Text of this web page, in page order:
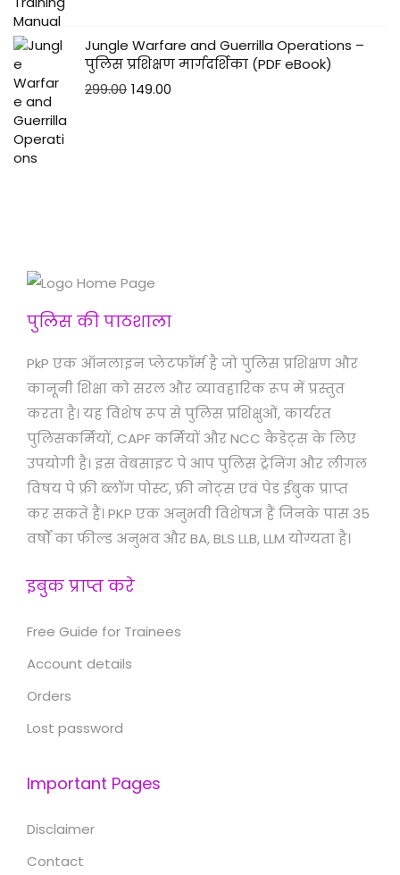
Jungle Warfare and Guerrilla Operations –
पुलिस प्रशिक्षण मार्गदर्शिका (PDF eBook)
299.00 149.00
पुलिस की पाठशाला
PkP एक ऑनलाइन प्लेटफॉर्म है जो पुलिस प्रशिक्षण और
कानूनी शिक्षा को सरल और व्यावहारिक रूप में प्रस्तुत
करता है। यह विशेष रूप से पुलिस प्रशिक्षुओं, कार्यरत
पुलिसकर्मियों, CAPF कर्मियों और NCC कैडेट्स के लिए
उपयोगी है। इस वेबसाइट पे आप पुलिस ट्रेनिंग और लीगल
विषय पे फ्री ब्लॉग पोस्ट, फ्री नोट्स एवं पेड ईबुक प्राप्त
कर सकते हैं। PKP एक अनुभवी विशेषज्ञ हैं जिनके पास 35
वर्षों का फील्ड अनुभव और BA, BLS LLB, LLM योग्यता है।
इबुक प्राप्त करे
Free Guide for Trainees
Account details
Orders
Lost password
Important Pages
Disclaimer
Contact